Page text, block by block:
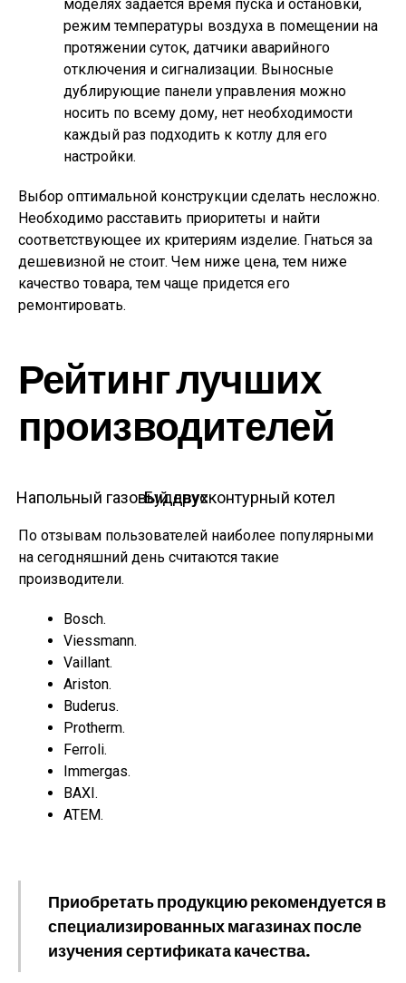
моделях задается время пуска и остановки,
режим температуры воздуха в помещении на
протяжении суток, датчики аварийного
отключения и сигнализации. Выносные
дублирующие панели управления можно
носить по всему дому, нет необходимости
каждый раз подходить к котлу для его
настройки.
Выбор оптимальной конструкции сделать несложно.
Необходимо расставить приоритеты и найти
соответствующее их критериям изделие. Гнаться за
дешевизной не стоит. Чем ниже цена, тем ниже
качество товара, тем чаще придется его
ремонтировать.
Рейтинг лучших
производителей
Напольный газовый двухконтурный котел Будерус
По отзывам пользователей наиболее популярными
на сегодняшний день считаются такие
производители.
Bosch.
Viessmann.
Vaillant.
Ariston.
Buderus.
Protherm.
Ferroli.
Immergas.
BAXI.
АТЕМ.
Приобретать продукцию рекомендуется в
специализированных магазинах после
изучения сертификата качества.